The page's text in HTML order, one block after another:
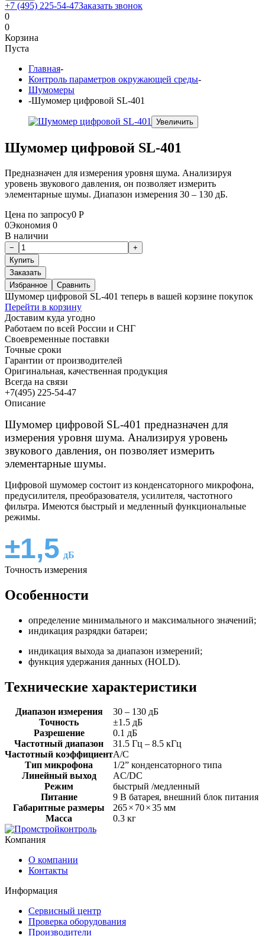
+7 (495) 225-54-47Заказать звонок
0
0
Корзина
Пуста
Главная-
Контроль параметров окружающей среды-
Шумомеры
-Шумомер цифровой SL-401
Увеличить
Шумомер цифровой SL-401
Предназначен для измерения уровня шума. Анализируя
уровень звукового давления, он позволяет измерить
элементарные шумы. Диапазон измерения 30 – 130 дБ.
Цена по запросу0 Р
0Экономия 0
В наличии
Заказать
Избранное
Сравнить
Шумомер цифровой SL-401 теперь в вашей корзине покупок
Перейти в корзину
Доставим куда угодно
Работаем по всей России и СНГ
Своевременные поставки
Точные сроки
Гарантии от производителей
Оригинальная, качественная продукция
Всегда на связи
+7(495) 225-54-47
Описание
Шумомер цифровой SL-401 предназначен для
измерения уровня шума. Анализируя уровень
звукового давления, он позволяет измерить
элементарные шумы.
Цифровой шумомер состоит из конденсаторного микрофона,
предусилителя, преобразователя, усилителя, частотного
фильтра. Имеются быстрый и медленный функциональные
режимы.
±1,5 дБ
Точность измерения
Особенности
определение минимального и максимального значений;
индикация разрядки батареи;
индикация выхода за диапазон измерений;
функция удержания данных (HOLD).
Технические характеристики
Диапазон измерения
30 – 130 дБ
Точность
±1.5 дБ
Разрешение
0.1 дБ
Частотный диапазон
31.5 Гц – 8.5 кГц
Частотный коэффициентА/С
Тип микрофона
1/2” конденсаторного типа
Линейный выход
AC/DC
Режим
быстрый /медленный
Питание
9 В батарея, внешний блок питания
Габаритные размеры
265× 70×35 мм
Масса
0.3 кг
Компания
О компании
Контакты
Информация
Сервисный центр
Проверка оборудования
Производители